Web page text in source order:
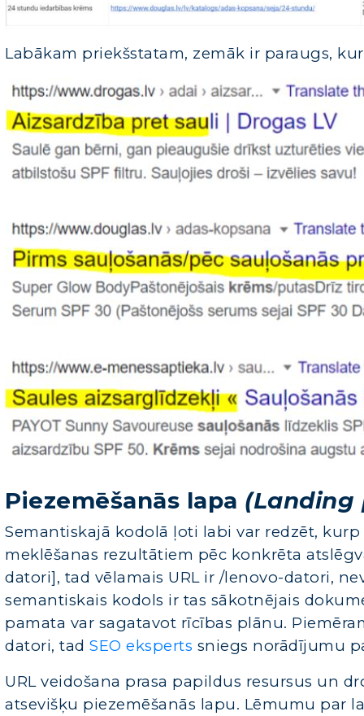
Labākam priekšstatam, zemāk ir paraugs,
Piezemēšanās lapa (Landing
Semantiskajā kodolā ļoti labi var redzēt,
meklēšanas rezultātiem pēc konkrēta
datori], tad vēlamais URL ir /lenovo-datori,
semantiskais kodols ir tas sākotnējais
pamata var sagatavot rīcības plānu.
datori, tadSEO eksperts sniegs norādījumu
URL veidošana prasa papildus resursus un
atsevišķu piezemēšanās lapu. Lēmumu par